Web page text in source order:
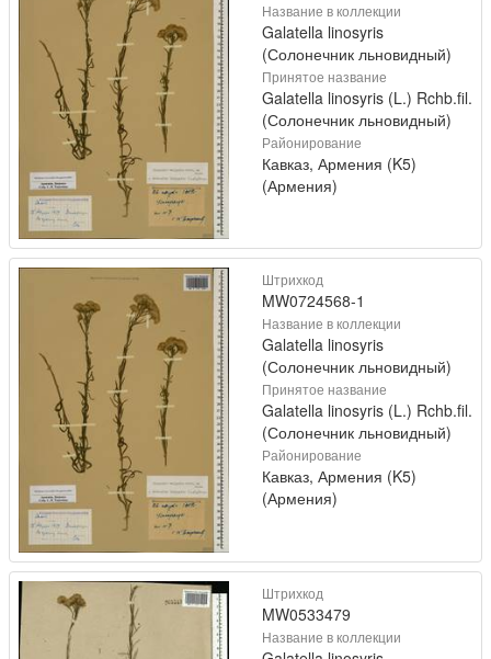
Название в коллекции
Galatella linosyris
(Солонечник льновидный)
Принятое название
Galatella linosyris (L.) Rchb.fil.
(Солонечник льновидный)
Районирование
Кавказ, Армения (K5)
(Армения)
Штрихкод
MW0724568-1
Название в коллекции
Galatella linosyris
(Солонечник льновидный)
Принятое название
Galatella linosyris (L.) Rchb.fil.
(Солонечник льновидный)
Районирование
Кавказ, Армения (K5)
(Армения)
Штрихкод
MW0533479
Название в коллекции